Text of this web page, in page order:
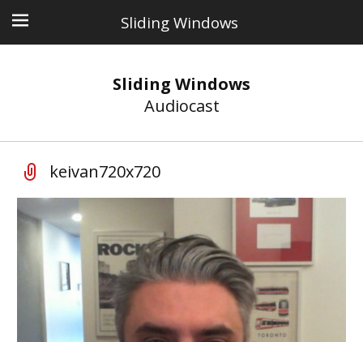
Sliding Windows
Sliding Windows
Audiocast
keivan720x720